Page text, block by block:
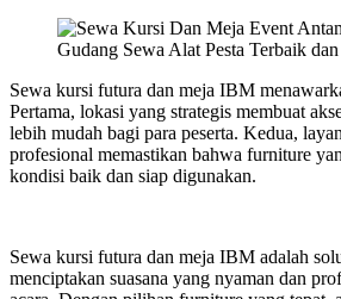
Gudang Sewa Alat Pesta Terbaik
Sewa kursi futura dan meja IBM
Pertama, lokasi yang strategis membuat
lebih mudah bagi para peserta. Kedua,
profesional memastikan bahwa furniture
kondisi baik dan siap digunakan.
Sewa kursi futura dan meja IBM adalah
menciptakan suasana yang nyaman dan